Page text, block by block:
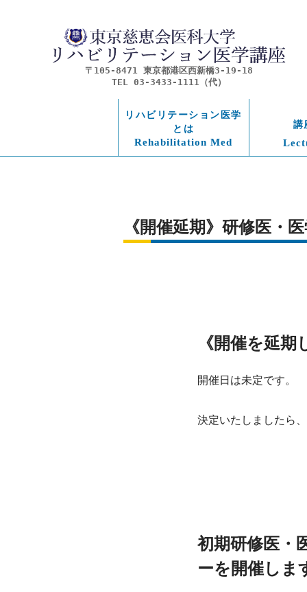
〒105-8471 東京都港区西新橋3-19-18
TEL 03-3433-1111（代）
リハビリテーション医学
とは
Rehabilitation Med
講
《開催延期》研修医・
《開催を延期
開催日は未定です。
決定いたしましたら
初期研修医・
ーを開催しま